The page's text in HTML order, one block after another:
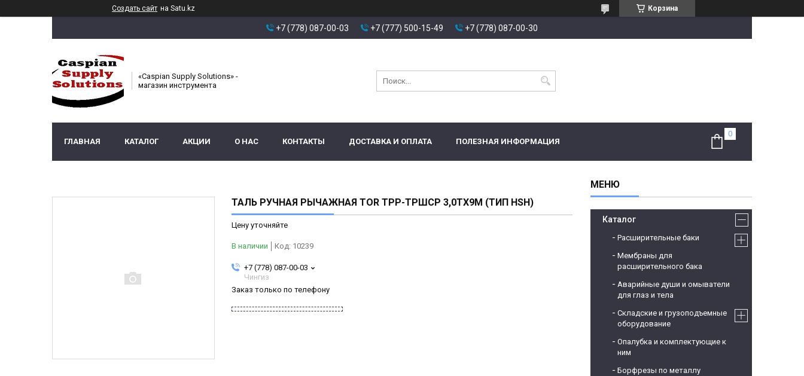
Создать сайт на Satu.kz Корзина
+7 (778) 087-00-03 +7 (777) 500-15-49 +7 (778) 087-00-30
«Caspian Supply Solutions» -
магазин инструмента
ГЛАВНАЯ КАТАЛОГ АКЦИИ О НАС КОНТАКТЫ ДОСТАВКА И ОПЛАТА ПОЛЕЗНАЯ ИНФОРМАЦИЯ
ТАЛЬ РУЧНАЯ РЫЧАЖНАЯ TOR ТРР-ТРШСР 3,0ТХ9М (ТИП HSH)
Цену уточняйте
В наличии Код: 10239
+7 (778) 087-00-03
Чингиз
Заказ только по телефону
Каталог
Расширительные баки
Мембраны для
расширительного бака
Аварийные души и омыватели
для глаз и тела
Складские и грузоподъемные
оборудование
Опалубка и комплектующие к
ним
Борфрезы по металлу